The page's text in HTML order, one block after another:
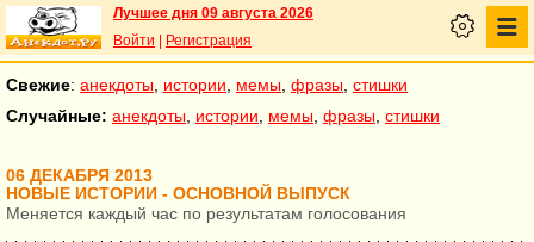
Лучшее дня 09 августа 2026
Войти
Регистрация
Свежие: анекдоты истории мемы фразы стишки
Случайные: анекдоты истории мемы фразы стишки
06 ДЕКАБРЯ 2013
НОВЫЕ ИСТОРИИ - ОСНОВНОЙ ВЫПУСК
Меняется каждый час по результатам голосования